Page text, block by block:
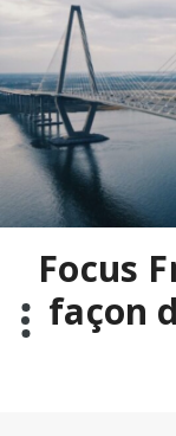
contenu
Focus
façon